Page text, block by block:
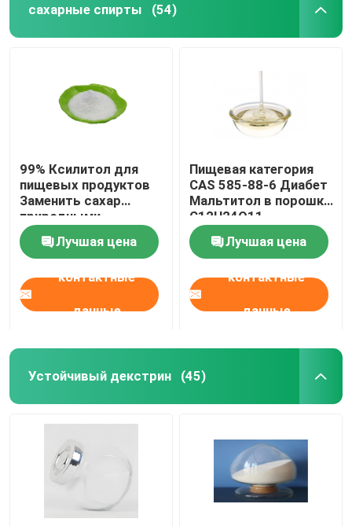
сахарные спирты (54)
99% Ксилитол для
пищевых продуктов
Заменить сахар
природными
подсластителями для
диабетиков
Лучшая цена
контактные
данные
Пищевая категория
CAS 585-88-6 Диабет
Мальтитол в порошке
C12H24O11
Лучшая цена
контактные
данные
Устойчивый декстрин (45)